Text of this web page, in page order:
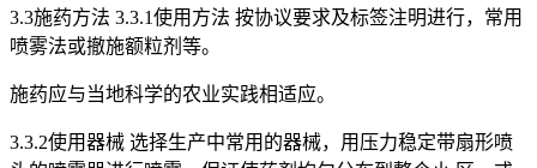
3.3施药方法 3.3.1使用方法 按协议要求及标签注明进行，常用
喷雾法或撤施额粒剂等。
施药应与当地科学的农业实践相适应。
3.3.2使用器械 选择生产中常用的器械，用压力稳定带扇形喷